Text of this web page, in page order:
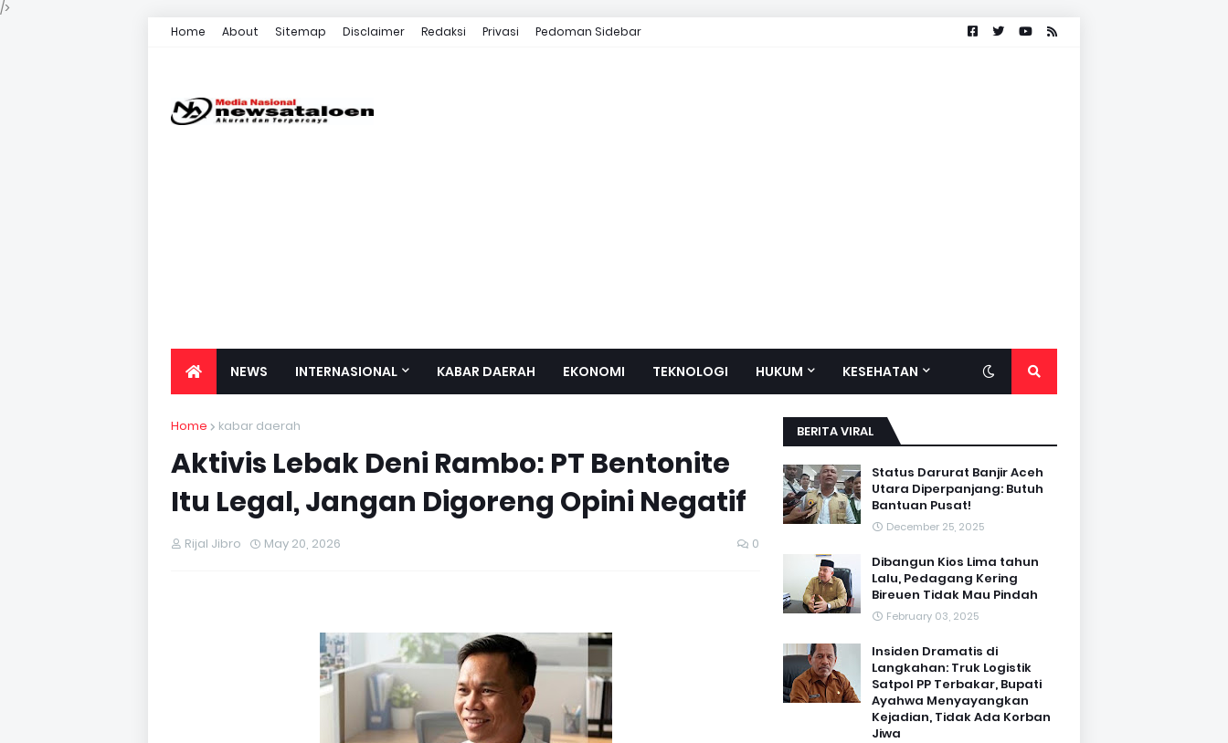
/>
Home About Sitemap Disclaimer Redaksi Privasi Pedoman Sidebar
NEWS INTERNASIONAL KABAR DAERAH EKONOMI TEKNOLOGI HUKUM KESEHATAN
Home kabar daerah
Aktivis Lebak Deni Rambo: PT Bentonite
Itu Legal, Jangan Digoreng Opini Negatif
Rijal Jibro May 20, 2026 0
BERITA VIRAL
Status Darurat Banjir Aceh
Utara Diperpanjang: Butuh
Bantuan Pusat!
December 25, 2025
Dibangun Kios Lima tahun
Lalu, Pedagang Kering
Bireuen Tidak Mau Pindah
February 03, 2025
Insiden Dramatis di
Langkahan: Truk Logistik
Satpol PP Terbakar, Bupati
Ayahwa Menyayangkan
Kejadian, Tidak Ada Korban
Jiwa